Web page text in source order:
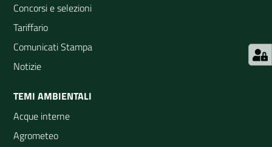
Concorsi e selezioni
Tariffario
Comunicati Stampa
Notizie
TEMI AMBIENTALI
Acque interne
Agrometeo